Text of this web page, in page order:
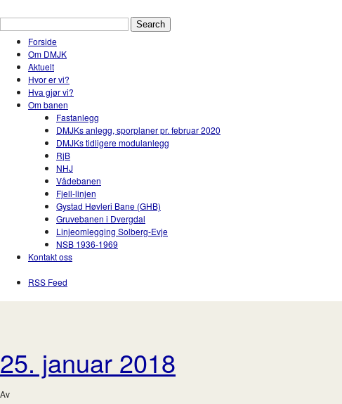
Forside
Om DMJK
Aktuelt
Hvor er vi?
Hva gjør vi?
Om banen
Fastanlegg
DMJKs anlegg, sporplaner pr. februar 2020
DMJKs tidligere modulanlegg
RjB
NHJ
Vådebanen
Fjell-linjen
Gystad Høvleri Bane (GHB)
Gruvebanen i Dvergdal
Linjeomlegging Solberg-Evje
NSB 1936-1969
Kontakt oss
RSS Feed
25. januar 2018
Av